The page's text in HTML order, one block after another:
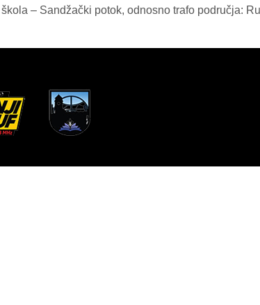
– Sandžački potok, odnosno trafo područja: